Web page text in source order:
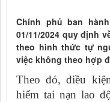
Chính phủ ban
01/11/2024 quy định
theo hình thức tự
việc không theo hợp
Theo đó, điều
hiểm tai nạn lao